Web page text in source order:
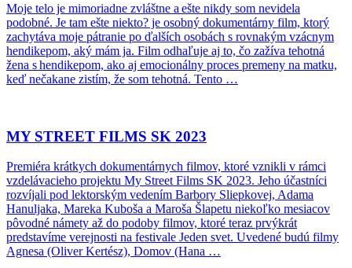
Moje telo je mimoriadne zvláštne a ešte nikdy som nevidela
podobné. Je tam ešte niekto? je osobný dokumentárny film, ktorý
zachytáva moje pátranie po ďalších osobách s rovnakým vzácnym
hendikepom, aký mám ja. Film odhaľuje aj to, čo zažíva tehotná
žena s hendikepom, ako aj emocionálny proces premeny na matku,
keď nečakane zistím, že som tehotná. Tento …
MY STREET FILMS SK 2023
Premiéra krátkych dokumentárnych filmov, ktoré vznikli v rámci
vzdelávacieho projektu My Street Films SK 2023. Jeho účastníci
rozvíjali pod lektorským vedením Barbory Sliepkovej, Adama
Hanuljaka, Mareka Kuboša a Maroša Šlapetu niekoľko mesiacov
pôvodné námety až do podoby filmov, ktoré teraz prvýkrát
predstavíme verejnosti na festivale Jeden svet. Uvedené budú filmy
Agnesa (Oliver Kertész), Domov (Hana …